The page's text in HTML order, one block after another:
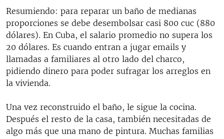
Resumiendo: para reparar un baño de medianas
proporciones se debe desembolsar casi 800 cuc (880
dólares). En Cuba, el salario promedio no supera los
20 dólares. Es cuando entran a jugar emails y
llamadas a familiares al otro lado del charco,
pidiendo dinero para poder sufragar los arreglos en
la vivienda.
Una vez reconstruido el baño, le sigue la cocina.
Después el resto de la casa, también necesitadas de
algo más que una mano de pintura. Muchas familias